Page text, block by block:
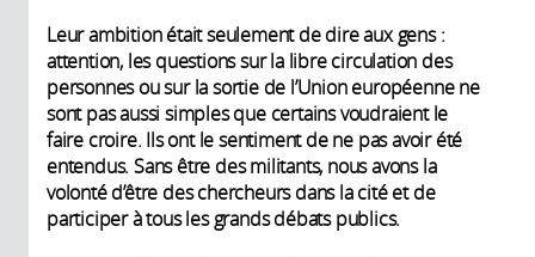
Leur ambition était seulement de dire aux gens :
attention, les questions sur la libre circulation des
personnes ou sur la sortie de l’Union européenne ne
sont pas aussi simples que certains voudraient le
faire croire. Ils ont le sentiment de ne pas avoir été
entendus. Sans être des militants, nous avons la
volonté d’être des chercheurs dans la cité et de
participer à tous les grands débats publics.